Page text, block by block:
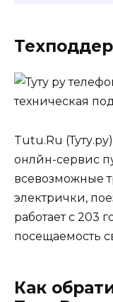
Tutu.Ru
онлйн-сервис
всевозможные
электрички,
работает с 203
посещаемость
Как